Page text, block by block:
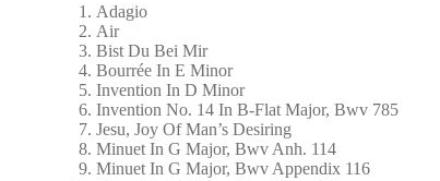
Adagio
Air
Bist Du Bei Mir
Bourrée In E Minor
Invention In D Minor
Invention No. 14 In B-Flat Major, Bwv 785
Jesu, Joy Of Man’s Desiring
Minuet In G Major, Bwv Anh. 114
Minuet In G Major, Bwv Appendix 116